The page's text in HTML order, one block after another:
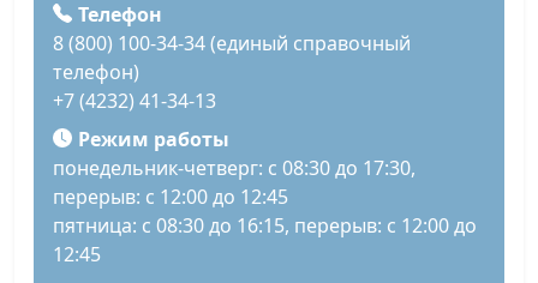
Телефон
8 (800) 100-34-34 (единый справочный
телефон)
+7 (4232) 41-34-13
Режим работы
понедельник-четверг: с 08:30 до 17:30,
перерыв: с 12:00 до 12:45
пятница: с 08:30 до 16:15, перерыв: с 12:00 до
12:45